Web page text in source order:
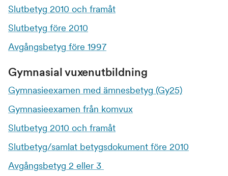
Slutbetyg 2010 och framåt
Slutbetyg före 2010
Avgångsbetyg före 1997
Gymnasial vuxenutbildning
Gymnasieexamen med ämnesbetyg (Gy25)
Gymnasieexamen från komvux
Slutbetyg 2010 och framåt
Slutbetyg/samlat betygsdokument före 2010
Avgångsbetyg 2 eller 3